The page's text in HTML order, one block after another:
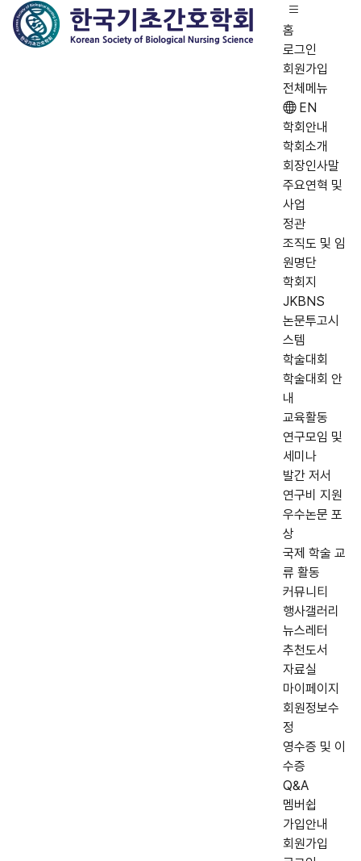
홈
로그인
회원가입
전체메뉴
EN
학회안내
학회소개
회장인사말
주요연혁 및
사업
정관
조직도 및 임
원명단
학회지
JKBNS
논문투고시
스템
학술대회
학술대회 안
내
교육활동
연구모임 및
세미나
발간 저서
연구비 지원
우수논문 포
상
국제 학술 교
류 활동
커뮤니티
행사갤러리
뉴스레터
추천도서
자료실
마이페이지
회원정보수
정
영수증 및 이
수증
Q&A
멤버쉽
가입안내
회원가입